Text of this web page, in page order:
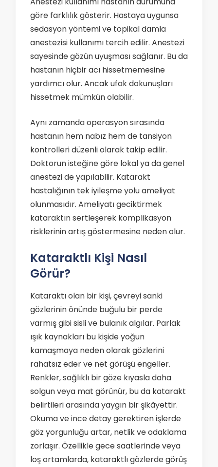
göre farklılık gösterir. Hastaya uygunsa
sedasyon yöntemi ve topikal damla
anestezisi kullanımı tercih edilir. Anestezi
sayesinde gözün uyuşması sağlanır. Bu da
hastanın hiçbir acı hissetmemesine
yardımcı olur. Ancak ufak dokunuşları
hissetmek mümkün olabilir.
Aynı zamanda operasyon sırasında
hastanın hem nabız hem de tansiyon
kontrolleri düzenli olarak takip edilir.
Doktorun isteğine göre lokal ya da genel
anestezi de yapılabilir. Katarakt
hastalığının tek iyileşme yolu ameliyat
olunmasıdır. Ameliyatı geciktirmek
kataraktın sertleşerek komplikasyon
risklerinin artış göstermesine neden olur.
Kataraktlı Kişi Nasıl
Görür?
Kataraktı olan bir kişi, çevreyi sanki
gözlerinin önünde buğulu bir perde
varmış gibi sisli ve bulanık algılar. Parlak
ışık kaynakları bu kişide yoğun
kamaşmaya neden olarak gözlerini
rahatsız eder ve net görüşü engeller.
Renkler, sağlıklı bir göze kıyasla daha
solgun veya mat görünür, bu da katarakt
belirtileri arasında yaygın bir şikâyettir.
Okuma ve ince detay gerektiren işlerde
göz yorgunluğu artar, netlik ve odaklama
zorlaşır. Özellikle gece saatlerinde veya
loş ortamlarda, kataraktlı gözlerde görüş